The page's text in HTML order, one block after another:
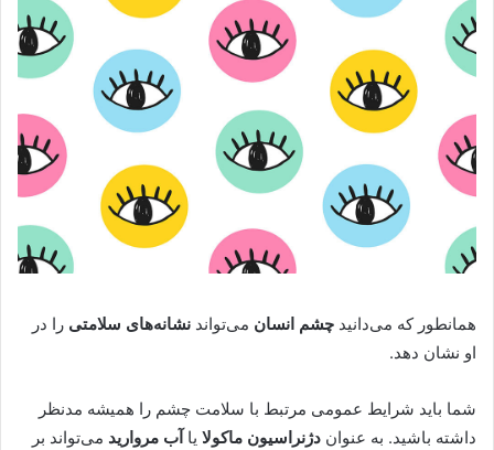
همانطور که می‌دانید چشم انسان می‌تواند نشانه‌های سلامتی را در
او نشان دهد.
شما باید شرایط عمومی مرتبط با سلامت چشم را همیشه مدنظر
داشته باشید. به عنوان دژنراسیون ماکولا یا آب مروارید می‌تواند بر